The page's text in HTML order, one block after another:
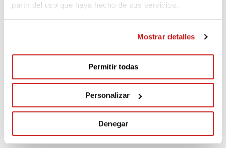
partir del uso que haya hecho de sus servicios.
Mostrar detalles
Permitir todas
Personalizar
Denegar
Vamos a seguir difundiendo y tratar de
incrementar la recaudación